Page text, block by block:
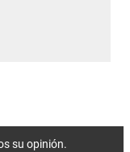
su opinión.